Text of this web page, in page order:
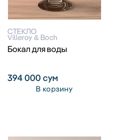
СТЕКЛО
Villeroy & Boch
Бокал для воды
394 000сум
В корзину